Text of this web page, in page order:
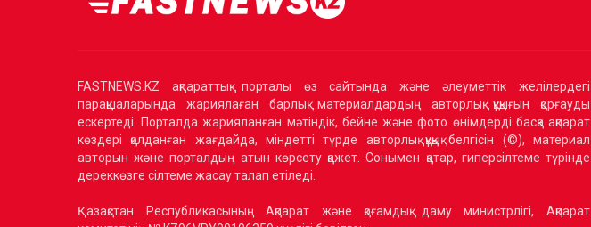
FASTNEWS.KZ ақпараттық порталы өз сайтында және әлеуметтік желілердегі
парақшаларында жариялаған барлық материалдардың авторлық құқығын қорғауды
ескертеді. Порталда жарияланған мәтіндік, бейне және фото өнімдерді басқа ақпарат
көздері қолданған жағдайда, міндетті түрде авторлық құқық белгісін (©), материал
авторын және порталдың атын көрсету қажет. Сонымен қатар, гиперсілтеме түрінде
дереккөзге сілтеме жасау талап етіледі.
Қазақстан Республикасының Ақпарат және қоғамдық даму министрлігі, Ақпарат